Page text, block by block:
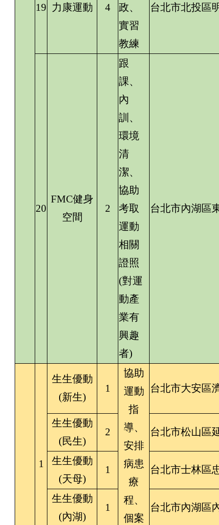
19 力康運動 4
政、
實習
教練
台北市北投區
20
FMC健身
空間
2
跟
課、
內
訓、
環境
清
潔、
協助
考取
運動
相關
證照
(對運
動產
業有
興趣
者)
台北市內湖區
1
生生優動
(新生)
1
協助
運動
指
導、
安排
病患
療
程、
個案
台北市大安區
生生優動
(民生)
2 台北市松山區
生生優動
(天母)
1 台北市士林區
生生優動
(內湖)
1 台北市內湖區